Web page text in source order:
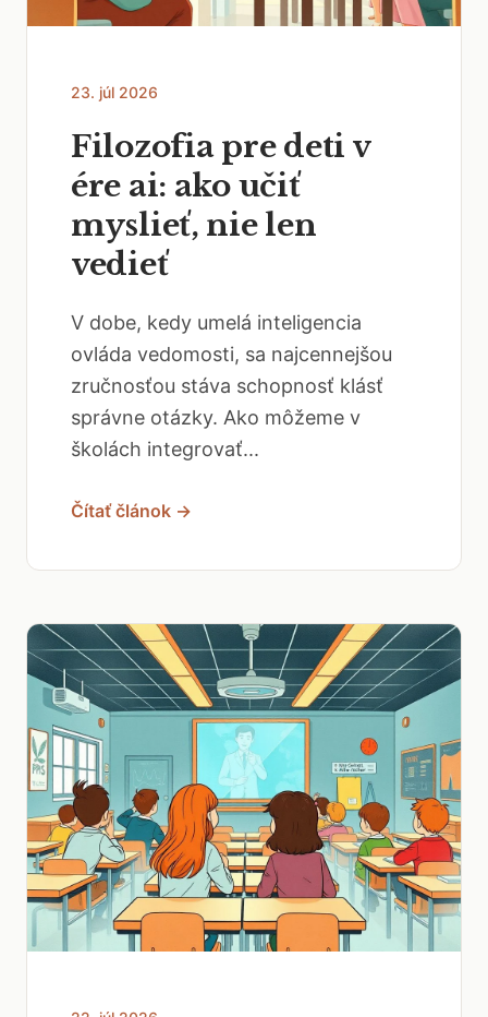
23. júl 2026
Filozofia pre deti v
ére ai: ako učiť
myslieť, nie len
vedieť
V dobe, kedy umelá inteligencia
ovláda vedomosti, sa najcennejšou
zručnosťou stáva schopnosť klásť
správne otázky. Ako môžeme v
školách integrovať...
Čítať článok →